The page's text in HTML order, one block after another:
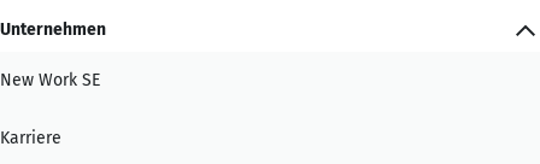
Unternehmen
New Work SE
Karriere